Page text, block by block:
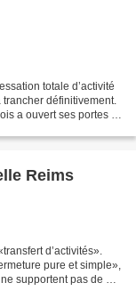
totale d’activité
définitivement.
a ouvert ses portes le
Reims
d’activités».
pure et simple»,
supportent pas de ne